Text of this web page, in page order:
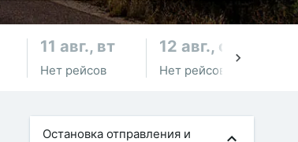
11 авг., вт
Нет рейсов
12 авг., ср
Нет рейсов
Остановка отправления и